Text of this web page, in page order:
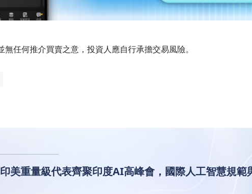
任何推介買賣之意，投資人應自行承擔交易風險。
美重量級代表齊聚印度AI高峰會，國際人工智慧規範